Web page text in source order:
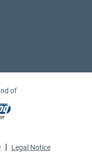
of
| Legal Notice